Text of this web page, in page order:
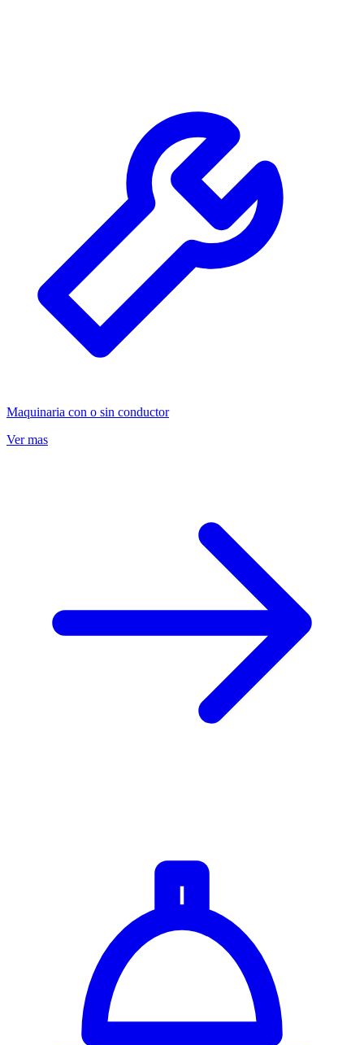
Maquinaria con o sin conductor
Ver mas